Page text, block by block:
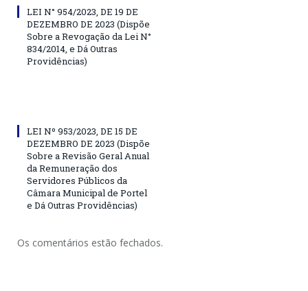
LEI N° 954/2023, DE 19 DE
DEZEMBRO DE 2023 (Dispõe
Sobre a Revogação da Lei N°
834/2014, e Dá Outras
Providências)
LEI Nº 953/2023, DE 15 DE
DEZEMBRO DE 2023 (Dispõe
Sobre a Revisão Geral Anual
da Remuneração dos
Servidores Públicos da
Câmara Municipal de Portel
e Dá Outras Providências)
Os comentários estão fechados.